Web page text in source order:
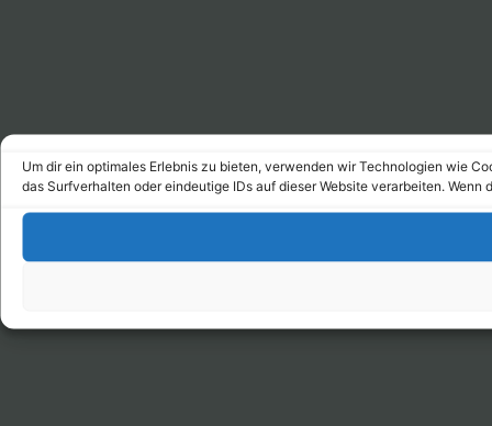
Um dir ein optimales Erlebnis zu bieten, verwenden wir Technologien wie
das Surfverhalten oder eindeutige IDs auf dieser Website verarbeiten.